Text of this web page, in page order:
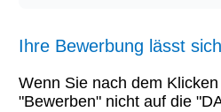
Ihre Bewerbung lässt
Wenn Sie nach dem
"Bewerben" nicht auf die